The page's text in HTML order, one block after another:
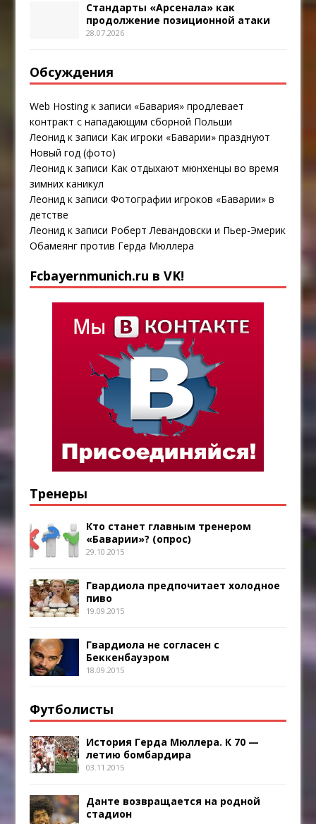
Стандарты «Арсенала» как
продолжение позиционной атаки
28.07.2026
Обсуждения
Web Hostingк записи «Бавария» продлевает
контракт с нападающим сборной Польши
Леонид к записи Как игроки «Баварии» празднуют
Новый год (фото)
Леонид к записи Как отдыхают мюнхенцы во время
зимних каникул
Леонид к записиФотографии игроков «Баварии» в
детстве
Леонид к записи Роберт Левандовски и Пьер-Эмерик
Обамеянг против Герда Мюллера
Fcbayernmunich.ru в VK!
Тренеры
Кто станет главным тренером
«Баварии»? (опрос)
29.10.2015
Гвардиола предпочитает холодное
пиво
19.09.2015
Гвардиола не согласен с
Беккенбауэром
18.09.2015
Футболисты
История Герда Мюллера. К 70 —
летию бомбардира
03.11.2015
Данте возвращается на родной
стадион